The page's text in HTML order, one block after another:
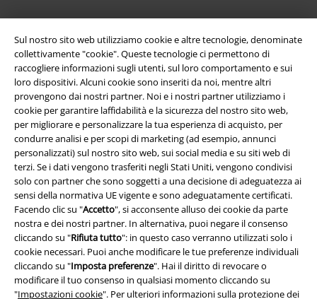
Sul nostro sito web utilizziamo cookie e altre tecnologie, denominate
collettivamente "cookie". Queste tecnologie ci permettono di
raccogliere informazioni sugli utenti, sul loro comportamento e sui
loro dispositivi. Alcuni cookie sono inseriti da noi, mentre altri
provengono dai nostri partner. Noi e i nostri partner utilizziamo i
cookie per garantire laffidabilità e la sicurezza del nostro sito web,
per migliorare e personalizzare la tua esperienza di acquisto, per
condurre analisi e per scopi di marketing (ad esempio, annunci
personalizzati) sul nostro sito web, sui social media e su siti web di
terzi. Se i dati vengono trasferiti negli Stati Uniti, vengono condivisi
solo con partner che sono soggetti a una decisione di adeguatezza ai
sensi della normativa UE vigente e sono adeguatamente certificati.
Facendo clic su "Accetto", si acconsente alluso dei cookie da parte
nostra e dei nostri partner. In alternativa, puoi negare il consenso
cliccando su "Rifiuta tutto": in questo caso verranno utilizzati solo i
cookie necessari. Puoi anche modificare le tue preferenze individuali
cliccando su "Imposta preferenze". Hai il diritto di revocare o
modificare il tuo consenso in qualsiasi momento cliccando su
"Impostazioni cookie". Per ulteriori informazioni sulla protezione dei
Info legali
Termini & Condizioni
Redazione
Legge sulla Privacy
Smaltimento rifiuti e protezione dell’ambiente
Dichiarazione di Conformità